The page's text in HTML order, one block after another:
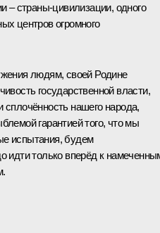
– страны-цивилизации, одного
центров огромного
людям, своей Родине
государственной власти,
нашего народа,
гарантией того, что мы
испытания, будем
идти только вперёд к